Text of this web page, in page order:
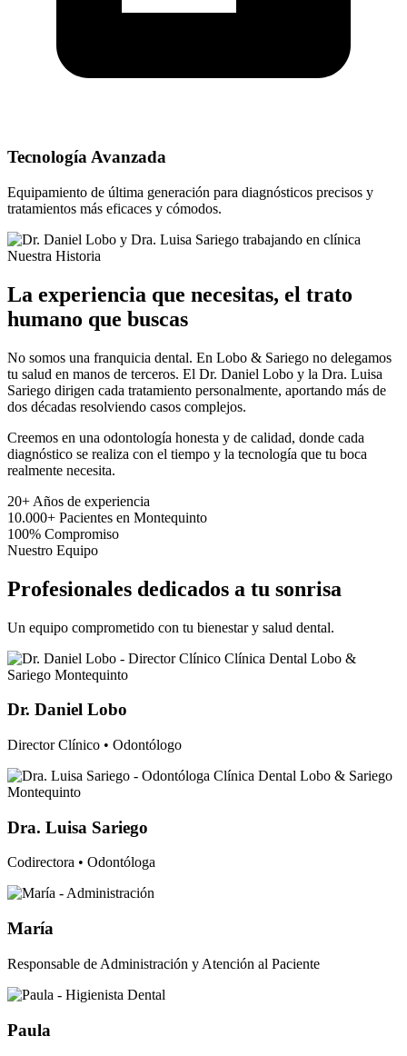
Tecnología Avanzada
Equipamiento de última generación para diagnósticos precisos y
tratamientos más eficaces y cómodos.
Nuestra Historia
La experiencia que necesitas, el trato
humano que buscas
No somos una franquicia dental. En Lobo & Sariego no delegamos
tu salud en manos de terceros. El Dr. Daniel Lobo y la Dra. Luisa
Sariego dirigen cada tratamiento personalmente, aportando más de
dos décadas resolviendo casos complejos.
Creemos en una odontología honesta y de calidad, donde cada
diagnóstico se realiza con el tiempo y la tecnología que tu boca
realmente necesita.
20+ Años de experiencia
10.000+ Pacientes en Montequinto
100% Compromiso
Nuestro Equipo
Profesionales dedicados a tu sonrisa
Un equipo comprometido con tu bienestar y salud dental.
Dr. Daniel Lobo
Director Clínico • Odontólogo
Dra. Luisa Sariego
Codirectora • Odontóloga
María
Responsable de Administración y Atención al Paciente
Paula